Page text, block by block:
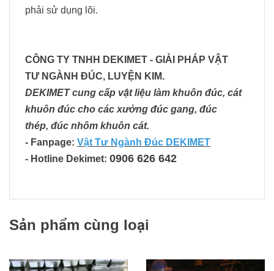
phải sử dụng lõi.
CÔNG TY TNHH DEKIMET - GIẢI PHÁP VẬT
TƯ NGÀNH ĐÚC, LUYỆN KIM.
DEKIMET cung cấp vật liệu làm khuôn đúc, cát
khuôn đúc cho các xưởng đúc gang, đúc
thép, đúc nhôm khuôn cát.
- Fanpage: Vật Tư Ngành Đúc DEKIMET
- Hotline Dekimet: 0906 626 642
Sản phẩm cùng loại